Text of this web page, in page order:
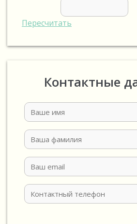
Пересчитать
Контактные